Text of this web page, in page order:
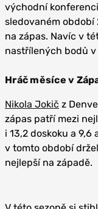
východní
sledovaném období
na zápas. Navíc v
nastřílených bodů v
Hráč měsíce v
Nikola Jokič z
zápas patří mezi
i 13,2 doskoku a
v tomto období
nejlepší na západě.